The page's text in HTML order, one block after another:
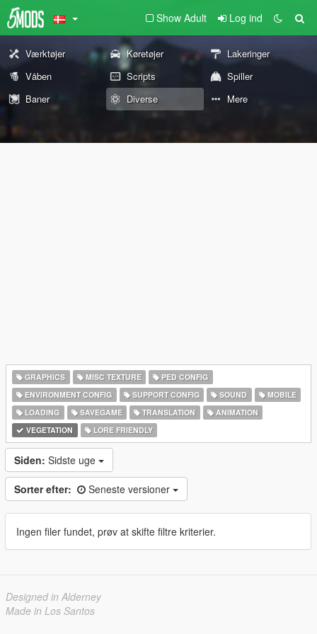
Show Adult Log ind
Værktøjer Køretøjer
Lakeringer
Våben
Scripts
Spiller
Baner
Diverse Mere
GRAPHICS MISC TEXTURE
PED CONFIG
ENVIRONMENT CONFIG
SUPPORT CONFIG SOUND
MOBILE
LOADING
SAVEGAME TRANSLATION
ANIMATION
VEGETATION
LORE FRIENDLY
Siden: Sidste uge
Sorter efter: Seneste versioner
Ingen filer fundet, prøv at skifte filtre kriterier.
Designed in Alderney
Made in Los Santos